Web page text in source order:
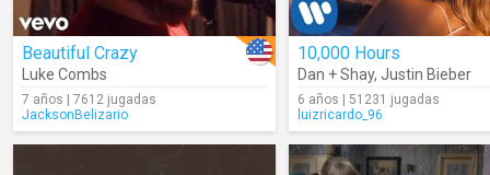
Beautiful Crazy
Luke Combs
7 años | 7612 jugadas
JacksonBelizario
10,000 Hours
Dan + Shay, Justin Bieber
6 años | 51231 jugadas
luizricardo_96